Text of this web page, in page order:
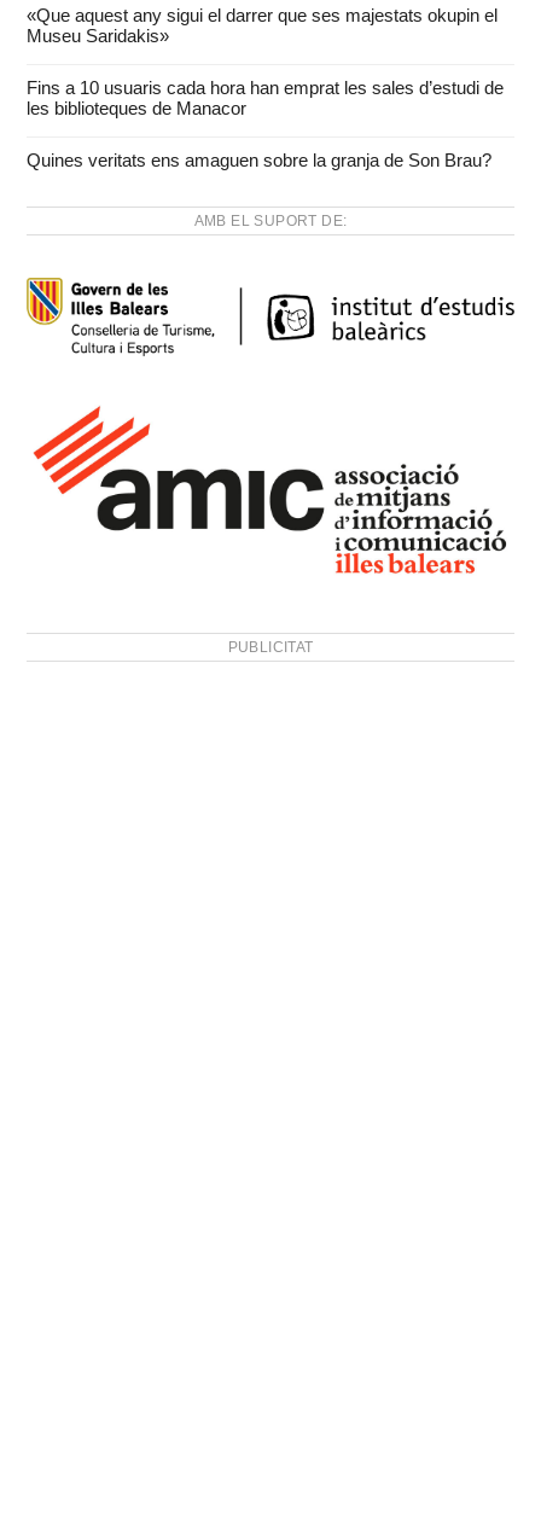
«Que aquest any sigui el darrer que ses majestats okupin el
Museu Saridakis»
Fins a 10 usuaris cada hora han emprat les sales d’estudi de
les biblioteques de Manacor
Quines veritats ens amaguen sobre la granja de Son Brau?
AMB EL SUPORT DE:
PUBLICITAT